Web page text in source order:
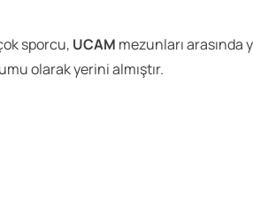
sporcu, UCAM mezunları arasında
olarak yerini almıştır.